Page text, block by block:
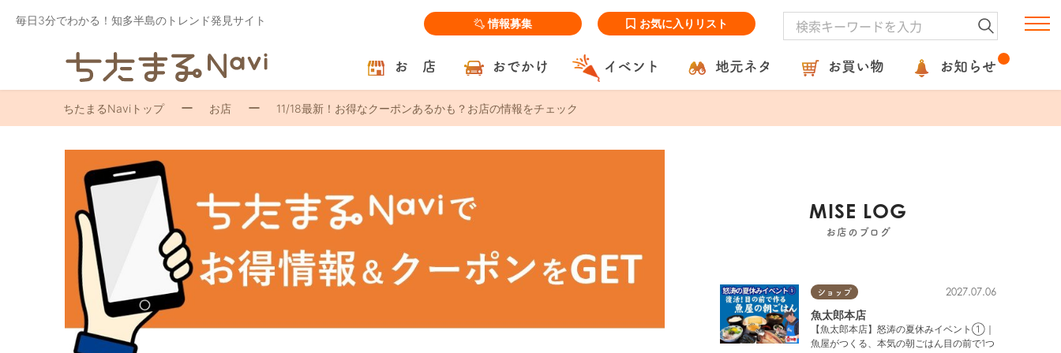
毎日3分でわかる！知多半島のトレンド発見サイト 情報募集 お気に入りリスト
お 店 おでかけ イベント 地元ネタ お買い物 お知らせ
ちたまるNaviトップ お店 11/18最新！お得なクーポンあるかも？お店の情報をチェック
MISE LOG
お店のブログ
ショップ 2027.07.06
魚太郎本店
【魚太郎本店】怒涛の夏休みイベント①｜
魚屋がつくる、本気の朝ごはん目の前で1つ